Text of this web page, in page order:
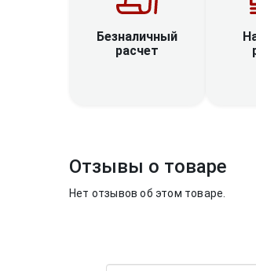
Безналичный
расчет
Отзывы о товаре
Нет отзывов об этом товаре.